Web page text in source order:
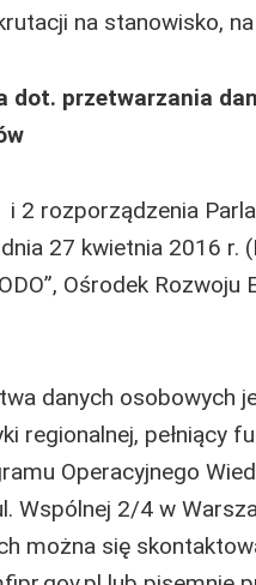
na stanowisko,
dot. przetwarzania
2 rozporządzenia
27 kwietnia 2016 r.
Ośrodek Rozwoju
danych osobowych
regionalnej, pełniący
Operacyjnego
Wspólnej 2/4 w
można się